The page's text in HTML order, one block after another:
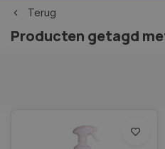
Terug
Producten getagd